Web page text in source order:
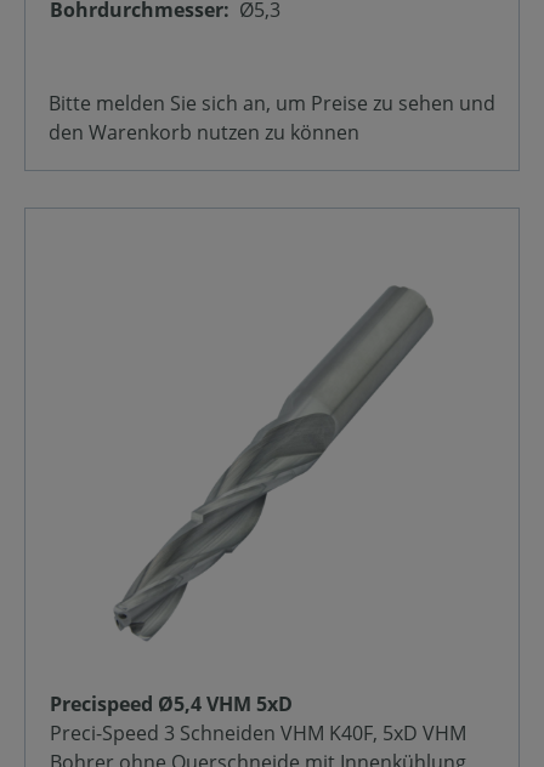
Bohrdurchmesser: Ø5,3
Bitte melden Sie sich an, um Preise zu sehen und
den Warenkorb nutzen zu können
Precispeed Ø5,4 VHM 5xD
Preci-Speed 3 Schneiden VHM K40F, 5xD VHM